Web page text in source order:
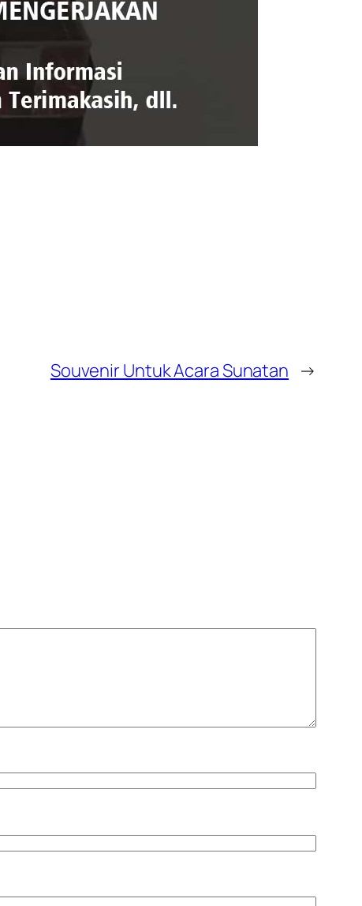
Souvenir Untuk Acara Sunatan →